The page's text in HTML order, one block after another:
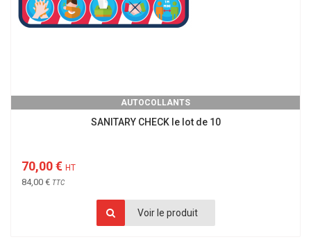
AUTOCOLLANTS
SANITARY CHECK le lot de 10
70,00 € HT
84,00 € TTC
Voir le produit